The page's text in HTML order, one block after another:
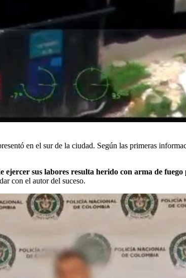
en el sur de la ciudad. Según las primeras
sus labores resulta herido con arma de
con el autor del suceso.